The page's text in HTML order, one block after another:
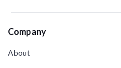
Company
About